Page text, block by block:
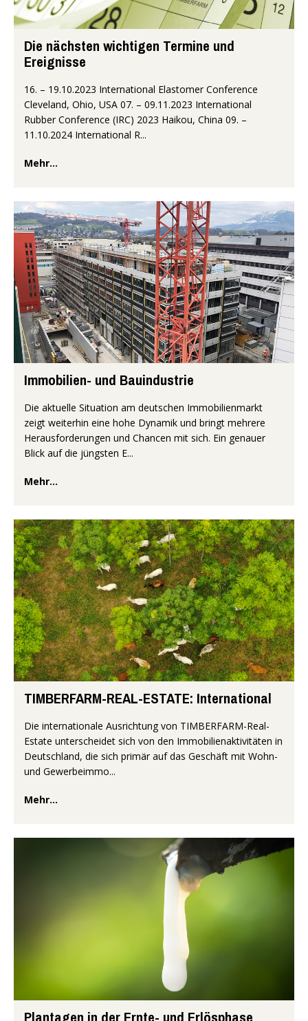
Die nächsten wichtigen Termine und
Ereignisse
16. – 19.10.2023 International Elastomer Conference
Cleveland, Ohio, USA 07. – 09.11.2023 International
Rubber Conference (IRC) 2023 Haikou, China 09. –
11.10.2024 International R...
Mehr...
Immobilien- und Bauindustrie
Die aktuelle Situation am deutschen Immobilienmarkt
zeigt weiterhin eine hohe Dynamik und bringt mehrere
Herausforderungen und Chancen mit sich. Ein genauer
Blick auf die jüngsten E...
Mehr...
TIMBERFARM-REAL-ESTATE: International
Die internationale Ausrichtung von TIMBERFARM-Real-
Estate unterscheidet sich von den Immobilienaktivitäten in
Deutschland, die sich primär auf das Geschäft mit Wohn-
und Gewerbeimmo...
Mehr...